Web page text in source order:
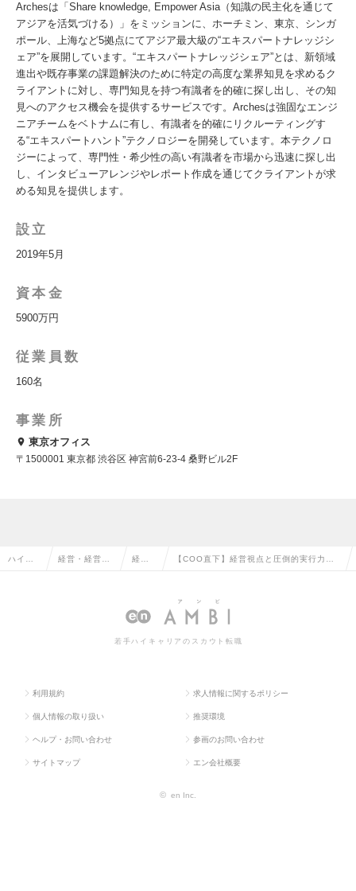
Archesは「Share knowledge, Empower Asia（知識の民主化を通じて
アジアを活気づける）」をミッションに、ホーチミン、東京、シンガ
ポール、上海など5拠点にてアジア最大級の“エキスパートナレッジシ
ェア”を展開しています。“エキスパートナレッジシェア”とは、新領域
進出や既存事業の課題解決のために特定の高度な業界知見を求めるク
ライアントに対し、専門知見を持つ有識者を的確に探し出し、その知
見へのアクセス機会を提供するサービスです。Archesは強固なエンジ
ニアチームをベトナムに有し、有識者を的確にリクルーティングす
る“エキスパートハント”テクノロジーを開発しています。本テクノロ
ジーによって、専門性・希少性の高い有識者を市場から迅速に探し出
し、インタビューアレンジやレポート作成を通じてクライアントが求
める知見を提供します。
設立
2019年5月
資本金
5900万円
従業員数
160名
事業所
東京オフィス
〒1500001 東京都 渋谷区 神宮前6-23-4 桑野ビル2F
ハイク 経営・経営企 経営
の転
【COO直下】経営視点と圧倒的実行力を
営企画室の求人情報
若手ハイキャリアのスカウト転職
利用規約 求人情報に関するポリシー
個人情報の取り扱い 推奨環境
ヘルプ・お問い合わせ 参画のお問い合わせ
サイトマップ エン会社概要
© en Inc.